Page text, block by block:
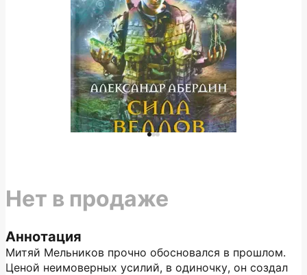
Аннотация
Митяй Мельников прочно обосновался в прошлом.
Ценой неимоверных усилий, в одиночку, он создал
Нет в продаже